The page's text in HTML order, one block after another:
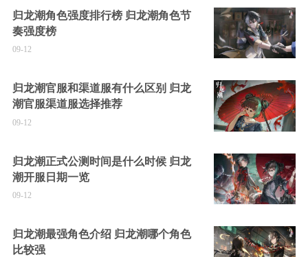
归龙潮角色强度排行榜 归龙潮角色节
奏强度榜
09-12
归龙潮官服和渠道服有什么区别 归龙
潮官服渠道服选择推荐
09-12
归龙潮正式公测时间是什么时候 归龙
潮开服日期一览
09-12
归龙潮最强角色介绍 归龙潮哪个角色
比较强